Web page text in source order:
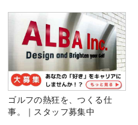
ゴルフの熱狂を、つくる仕
事。｜スタッフ募集中